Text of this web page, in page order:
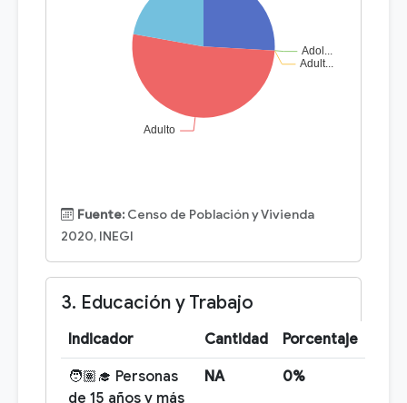
Fuente: Censo de Población y Vivienda
2020, INEGI
3. Educación y Trabajo
Indicador Cantidad Porcentaje
🧑🏽‍🎓 Personas
de 15 años y más
NA 0%